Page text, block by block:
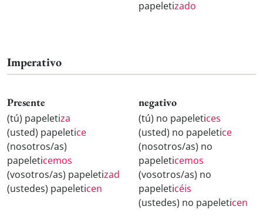
papeletizado
Imperativo
Presente
(tú) papeletiza
(usted) papeletice
(nosotros/as)
papeleticemos
(vosotros/as) papeletizad
(ustedes) papeleticen
negativo
(tú) no papeletices
(usted) no papeletice
(nosotros/as) no
papeleticemos
(vosotros/as) no
papeleticéis
(ustedes) no papeleticen